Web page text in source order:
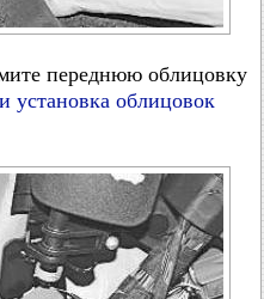
переднюю облицовку
установка облицовок